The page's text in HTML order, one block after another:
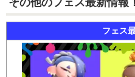
その他のフェス最新情報！
フェス